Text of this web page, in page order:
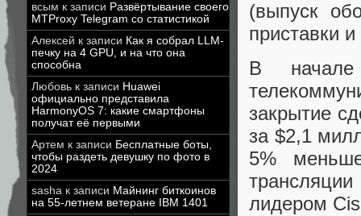
всым к записи Развёртывание своего
MTProxy Telegram со статистикой
Алексей к записи Как я собрал LLM-
печку на 4 GPU, и на что она
способна
Любовь к записи Huawei
официально представила
HarmonyOS 7: какие смартфоны
получат её первыми
Артем к записи Бесплатные боты,
чтобы раздеть девушку по фото в
2024
sasha к записи Майнинг биткоинов
на 55-летнем ветеране IBM 1401
(выпуск
приставки
В
закрытие
за $2,1
5%
лидером